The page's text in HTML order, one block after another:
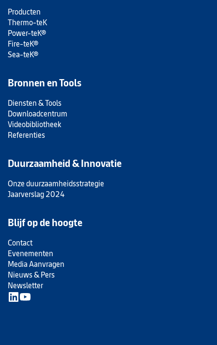
Producten
Thermo-teK
Power-teK®
Fire-teK®
Sea-teK®
Bronnen en Tools
Diensten & Tools
Downloadcentrum
Videobibliotheek
Referenties
Duurzaamheid & Innovatie
Onze duurzaamheidsstrategie
Jaarverslag 2024
Blijf op de hoogte
Contact
Evenementen
Media Aanvragen
Nieuws & Pers
Newsletter